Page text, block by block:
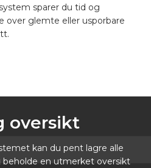
sparer du tid og
over glemte eller usporbare
oversikt
kan du pent lagre alle
en utmerket oversikt